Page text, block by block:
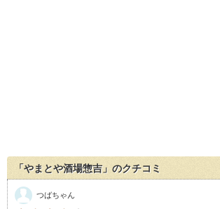
「やまとや酒場惣吉」のクチコミ
つばちゃん